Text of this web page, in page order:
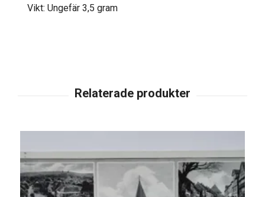
Vikt: Ungefär 3,5 gram